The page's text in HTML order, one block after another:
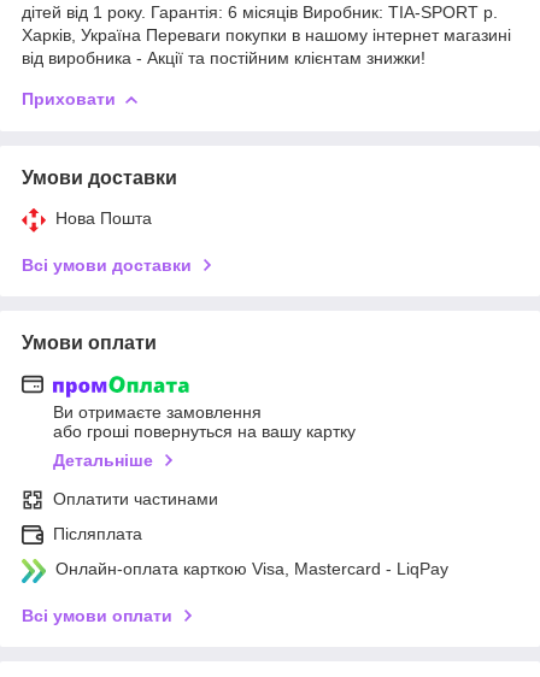
дітей від 1 року. Гарантія: 6 місяців Виробник: TIA-SPORT р.
Харків, Україна Переваги покупки в нашому інтернет магазині
від виробника - Акції та постійним клієнтам знижки!
Приховати
Умови доставки
Нова Пошта
Всі умови доставки
Умови оплати
Ви отримаєте замовлення
або гроші повернуться на вашу картку
Детальніше
Оплатити частинами
Післяплата
Онлайн-оплата карткою Visa, Mastercard - LiqPay
Всі умови оплати